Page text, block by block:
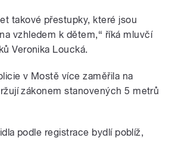
takové přestupky, které jsou
vzhledem k dětem,“ říká mluvčí
Veronika Loucká.
v Mostě více zaměřila na
zákonem stanovených 5 metrů
podle registrace bydlí poblíž,